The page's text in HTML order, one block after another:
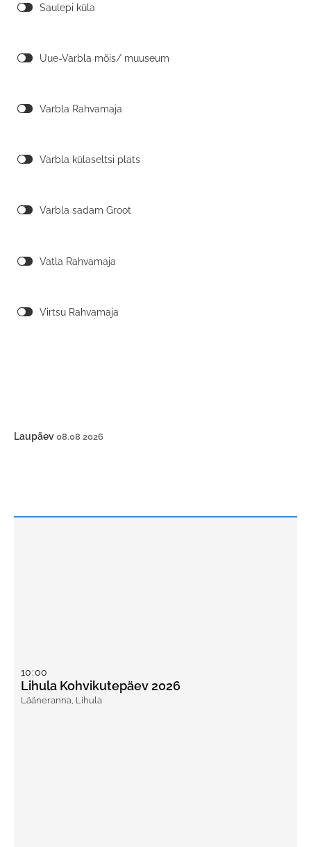
Saulepi küla
Uue-Varbla mõis/ muuseum
Varbla Rahvamaja
Varbla külaseltsi plats
Varbla sadam Groot
Vatla Rahvamaja
Virtsu Rahvamaja
Laupäev 08.08 2026
10:00
Lihula Kohvikutepäev 2026
Lääneranna Lihula